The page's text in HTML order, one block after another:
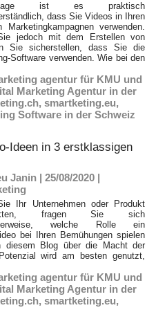
ist es praktisch
dass Sie Videos in Ihren
Marketingkampagnen verwenden.
jedoch mit dem Erstellen von
Sie sicherstellen, dass Sie die
Software verwenden. Wie bei den
agentur für KMU und
Marketing Agentur in der
, smartketing.eu,
Software in der Schweiz
Ideen in 3 erstklassigen
Janin | 25/08/2020 |
Ihr Unternehmen oder Produkt
fragen Sie sich
welche Rolle ein
bei Ihren Bemühungen spielen
diesem Blog über die Macht der
wird am besten genutzt,
agentur für KMU und
Marketing Agentur in der
, smartketing.eu,